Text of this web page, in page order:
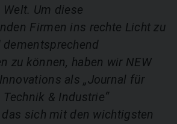
Welt. Um diese
Firmen ins rechte Licht zu
dementsprechend
zu können, haben wir NEW
Innovations als „Journal für
& Industrie“
sich mit den wichtigsten